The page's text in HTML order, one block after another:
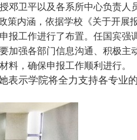
卫平以及各系所中心负责人
策内涵，依据学校《关于开展
报工作进行了布置。任国宾强
加强各部门信息沟通、积极主
料，确保申报工作顺利进行。
表示学院将全力支持各专业